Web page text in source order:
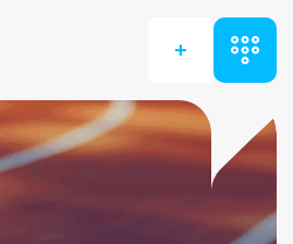
+